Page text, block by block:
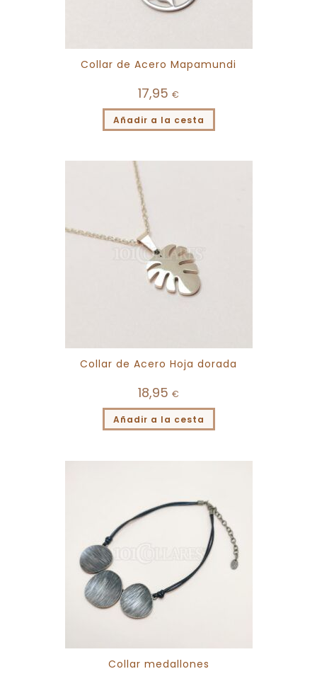
Collar de Acero Mapamundi
17,95 €
Añadir a la cesta
Collar de Acero Hoja dorada
18,95 €
Añadir a la cesta
Collar medallones